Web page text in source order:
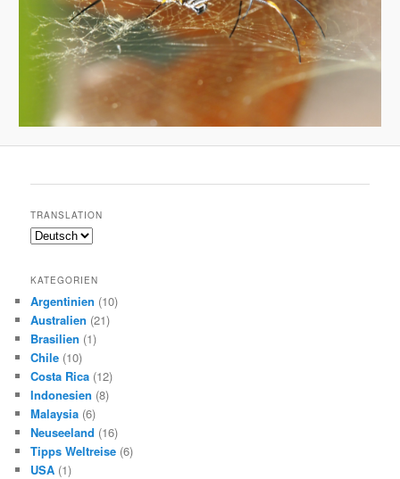
TRANSLATION
KATEGORIEN
Argentinien (10)
Australien (21)
Brasilien (1)
Chile (10)
Costa Rica (12)
Indonesien (8)
Malaysia (6)
Neuseeland (16)
Tipps Weltreise (6)
USA (1)